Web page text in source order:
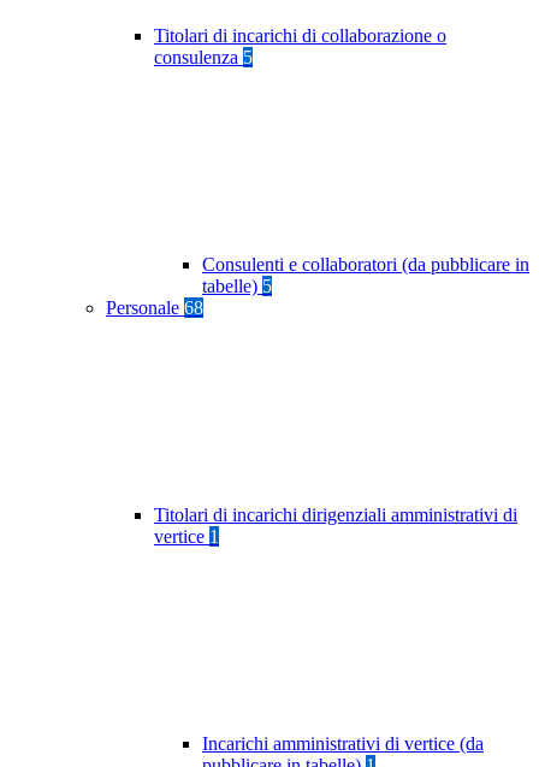
Titolari di incarichi di collaborazione o
consulenza 5
Consulenti e collaboratori (da pubblicare in
tabelle) 5
Personale 68
Titolari di incarichi dirigenziali amministrativi di
vertice 1
Incarichi amministrativi di vertice (da